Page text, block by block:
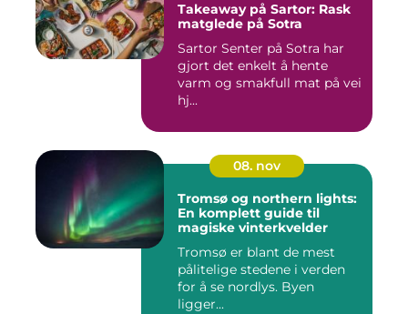
Takeaway på Sartor: Rask
matglede på Sotra
Sartor Senter på Sotra har
gjort det enkelt å hente
varm og smakfull mat på vei
hj...
08. nov
Tromsø og northern lights:
En komplett guide til
magiske vinterkvelder
Tromsø er blant de mest
pålitelige stedene i verden
for å se nordlys. Byen
ligger...